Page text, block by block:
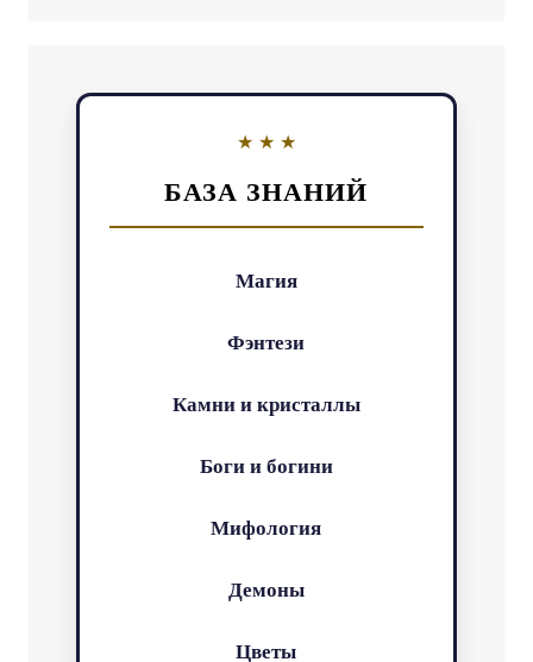
БАЗА ЗНАНИЙ
Магия
Фэнтези
Камни и кристаллы
Боги и богини
Мифология
Демоны
Цветы